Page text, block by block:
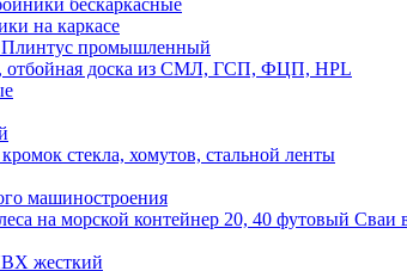
бескаркасные
на каркасе
Плинтус промышленный
отбойная доска из СМЛ, ГСП, ФЦП, HPL
стекла, хомутов, стальной ленты
машиностроения
на морской контейнер 20, 40 футовый Сваи
жесткий